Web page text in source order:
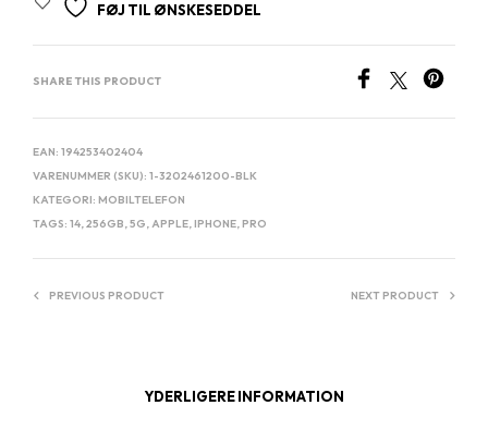
FØJ TIL ØNSKESEDDEL
SHARE THIS PRODUCT
EAN: 194253402404
VARENUMMER (SKU): 1-3202461200-BLK
KATEGORI: MOBILTELEFON
TAGS: 14,256GB,5G,APPLE,IPHONE,PRO
PREVIOUS PRODUCT NEXT PRODUCT
YDERLIGERE INFORMATION